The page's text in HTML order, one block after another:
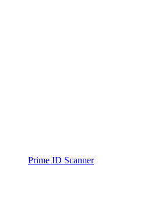
Prime ID Scanner